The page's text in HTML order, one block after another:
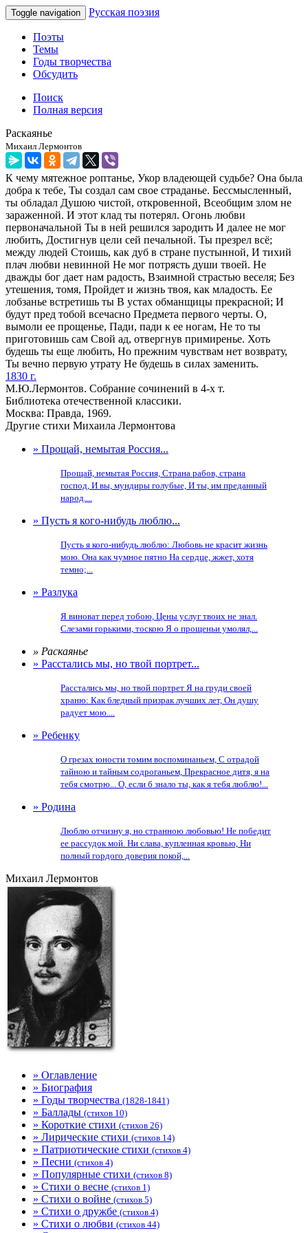
Toggle navigation Русская поэзия
Поэты
Темы
Годы творчества
Обсудить
Поиск
Полная версия
Раскаянье
Михаил Лермонтов
К чему мятежное роптанье, Укор владеющей судьбе? Она была
добра к тебе, Ты создал сам свое страданье. Бессмысленный,
ты обладал Душою чистой, откровенной, Всеобщим злом не
зараженной. И этот клад ты потерял. Огонь любви
первоначальной Ты в ней решился зародить И далее не мог
любить, Достигнув цели сей печальной. Ты презрел всё;
между людей Стоишь, как дуб в стране пустынной, И тихий
плач любви невинной Не мог потрясть души твоей. Не
дважды бог дает нам радость, Взаимной страстью веселя; Без
утешения, томя, Пройдет и жизнь твоя, как младость. Ее
лобзанье встретишь ты В устах обманщицы прекрасной; И
будут пред тобой всечасно Предмета первого черты. О,
вымоли ее прощенье, Пади, пади к ее ногам, Не то ты
приготовишь сам Свой ад, отвергнув примиренье. Хоть
будешь ты еще любить, Но прежним чувствам нет возврату,
Ты вечно первую утрату Не будешь в силах заменить.
1830 г.
М.Ю.Лермонтов. Собрание сочинений в 4-х т.
Библиотека отечественной классики.
Москва: Правда, 1969.
Другие стихи Михаила Лермонтова
» Прощай, немытая Россия...
Прощай, немытая Россия, Страна рабов, страна
господ, И вы, мундиры голубые, И ты, им преданный
народ....
» Пусть я кого-нибудь люблю...
Пусть я кого-нибудь люблю: Любовь не красит жизнь
мою. Она как чумное пятно На сердце, жжет, хотя
темно;...
» Разлука
Я виноват перед тобою, Цены услуг твоих не знал.
Слезами горькими, тоскою Я о прощеньи умолял,...
» Раскаянье
» Расстались мы, но твой портрет...
Расстались мы, но твой портрет Я на груди своей
храню: Как бледный призрак лучших лет, Он душу
радует мою....
» Ребенку
О грезах юности томим воспоминаньем, С отрадой
тайною и тайным содроганьем, Прекрасное дитя, я на
тебя смотрю... О, если б знало ты, как я тебя люблю!...
» Родина
Люблю отчизну я, но странною любовью! Не победит
ее рассудок мой. Ни слава, купленная кровью, Ни
полный гордого доверия покой,...
Михаил Лермонтов
» Оглавление
» Биография
» Годы творчества (1828-1841)
» Баллады (стихов 10)
» Короткие стихи (стихов 26)
» Лирические стихи (стихов 14)
» Патриотические стихи (стихов 4)
» Песни (стихов 4)
» Популярные стихи (стихов 8)
» Стихи о весне (стихов 1)
» Стихи о войне (стихов 5)
» Стихи о дружбе (стихов 4)
» Стихи о любви (стихов 44)